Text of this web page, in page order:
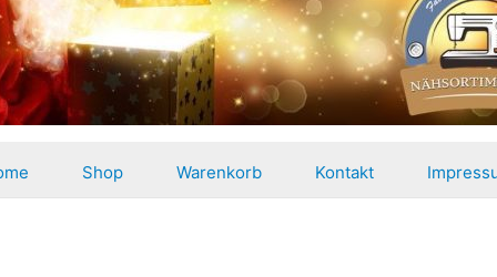
Shop Warenkorb Kontakt